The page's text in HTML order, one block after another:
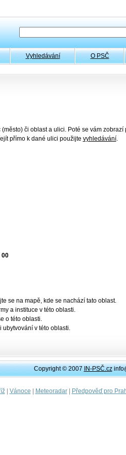
Vyhledávání O PSČ
či oblast a ulici. Poté se vám zobrazí
přímo k dané ulici použijte vyhledávání.
00
se na mapě, kde se nachází tato oblast.
a instituce v této oblasti.
o této oblasti.
ubytvování v této oblasti.
Copyright © 2007IN-PSČ.cz
| Vánoce | Meteoradar| Předpověď pro